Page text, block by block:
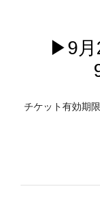
▶9月
チケット有効期